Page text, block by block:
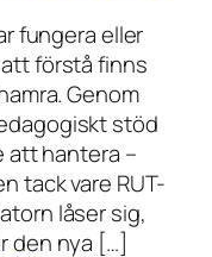
fungera eller
förstå finns
Genom
stöd
att hantera –
tack vare RUT-
låser sig,
den nya […]